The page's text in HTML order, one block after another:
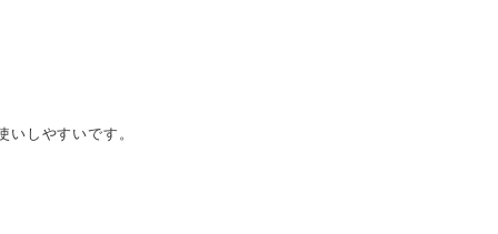
しやすいです。